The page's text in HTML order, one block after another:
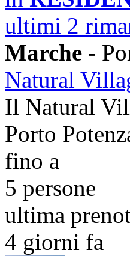
ultimi 2
Marche -
Natural
Il Natural
Porto
fino a
5 persone
ultima
4 giorni fa